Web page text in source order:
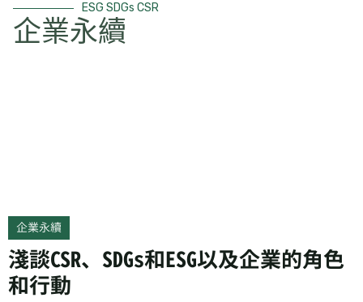
ESG SDGs CSR
企業永續
企業永續
淺談CSR、SDGs和ESG以及企業的角色
和行動